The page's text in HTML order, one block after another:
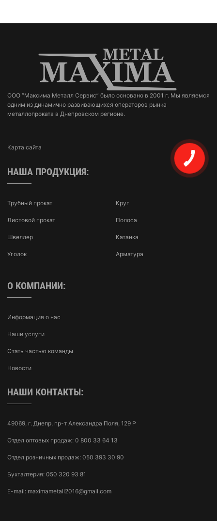
ООО “Максима Металл Сервис” было основано в 2001 г. Мы являемся
одним из динамично развивающихся операторов рынка
металлопроката в Днепровском регионе.
Карта сайта
НАША ПРОДУКЦИЯ:
Трубный прокат
Листовой прокат
Швеллер
Уголок
Круг
Полоса
Катанка
Арматура
О КОМПАНИИ:
Информация о нас
Наши услуги
Стать частью команды
Новости
НАШИ КОНТАКТЫ:
49069, г. Днепр, пр-т Александра Поля, 129 Р
Отдел оптовых продаж: 0 800 33 64 13
Отдел розничных продаж: 050 393 30 90
Бухгалтерия: 050 320 93 81
E-mail: maximametall2016@gmail.com